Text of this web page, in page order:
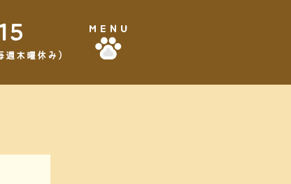
木曜休み）
MENU